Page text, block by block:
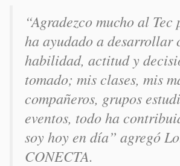
“Agradezco mucho al Tec
ha ayudado a desarrollar
habilidad, actitud y
tomado; mis clases, mis
compañeros, grupos
eventos, todo ha
soy hoy en día” agregó
CONECTA.